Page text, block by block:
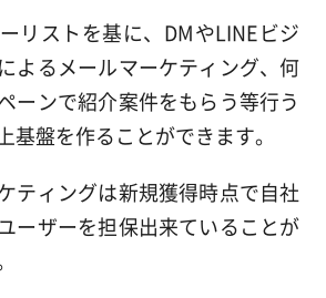
リストを基に、DMやLINEビジ
よるメールマーケティング、何
ーンで紹介案件をもらう等行う
基盤を作ることができます。
ティングは新規獲得時点で自社
ーザーを担保出来ていることが